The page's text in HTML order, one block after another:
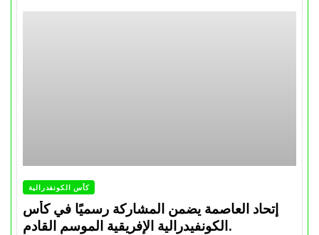
كأس الكونفدرالية
إتحاد العاصمة يضمن المشاركة رسميًا في كأس
الكونفيدرالية الإفريقية الموسم القادم.